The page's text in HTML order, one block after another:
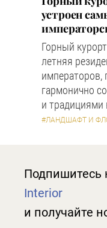
устроен
Горный
летняя
императоров,
гармонично
и традициями
#ЛАНДШАФТ И
Подпишитесь
Interior
и получайте